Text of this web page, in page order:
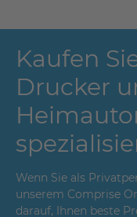
Kaufen
Drucker
Wenn Sie als
unserem Comprise
darauf, Ihnen beste